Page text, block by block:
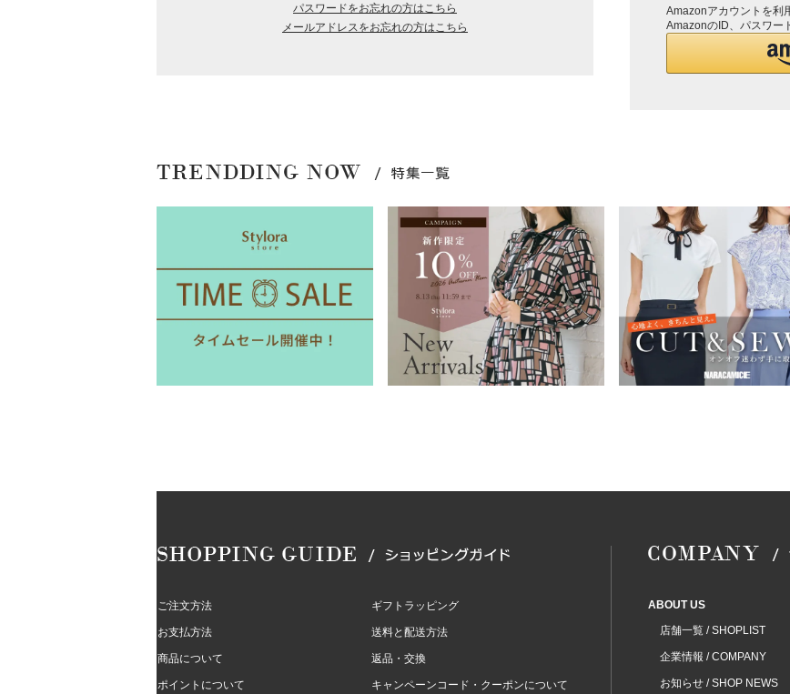
パスワードをお忘れの方はこちら
メールアドレスをお忘れの方はこちら
Amazonアカウントを利
AmazonのID、パスワー
ご注文方法 ギフトラッピング
お支払方法 送料と配送方法
商品について 返品・交換
ポイントについて キャンペーンコード・クーポンについて
ABOUT US
店舗一覧 / SHOPLIST
企業情報 / COMPANY
お知らせ / SHOP NEWS